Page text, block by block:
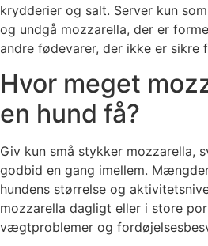
krydderier og salt. Server kun
og undgå mozzarella, der er
andre fødevarer, der ikke er sikre
Hvor meget
en hund få?
Giv kun små stykker mozzarella,
godbid en gang imellem.
hundens størrelse og
mozzarella dagligt eller i store
vægtproblemer og